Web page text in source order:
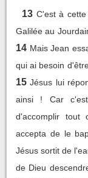
13 C'est à
Galilée au
14 Mais Jean
qui ai besoin
15 Jésus lui
ainsi ! Car
d'accomplir tout
accepta de le
Jésus sortit de
de Dieu